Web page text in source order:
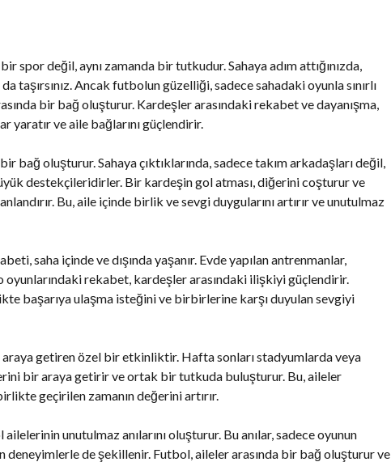
spor değil, aynı zamanda bir tutkudur. Sahaya adım attığınızda,
taşırsınız. Ancak futbolun güzelliği, sadece sahadaki oyunla sınırlı
bir bağ oluşturur. Kardeşler arasındaki rekabet ve dayanışma,
yaratır ve aile bağlarını güçlendirir.
bağ oluşturur. Sahaya çıktıklarında, sadece takım arkadaşları değil,
destekçileridirler. Bir kardeşin gol atması, diğerini coşturur ve
Bu, aile içinde birlik ve sevgi duygularını artırır ve unutulmaz
saha içinde ve dışında yaşanır. Evde yapılan antrenmanlar,
oyunlarındaki rekabet, kardeşler arasındaki ilişkiyi güçlendirir.
başarıya ulaşma isteğini ve birbirlerine karşı duyulan sevgiyi
getiren özel bir etkinliktir. Hafta sonları stadyumlarda veya
bir araya getirir ve ortak bir tutkuda buluşturur. Bu, aileler
geçirilen zamanın değerini artırır.
unutulmaz anılarını oluşturur. Bu anılar, sadece oyunun
deneyimlerle de şekillenir. Futbol, aileler arasında bir bağ oluşturur ve